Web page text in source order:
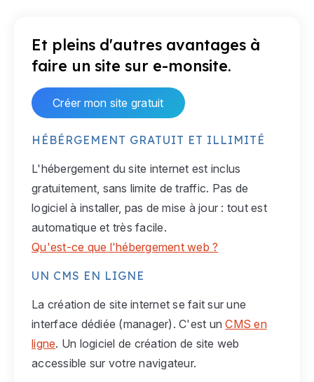
Et pleins d'autres avantages à
faire un site sur e-monsite.
Créer mon site gratuit
HÉBÉRGEMENT GRATUIT ET ILLIMITÉ
L'hébergement du site internet est inclus
gratuitement, sans limite de traffic. Pas de
logiciel à installer, pas de mise à jour : tout est
automatique et très facile.
Qu'est-ce que l'hébergement web ?
UN CMS EN LIGNE
La création de site internet se fait sur une
interface dédiée (manager). C'est unCMS en
ligne. Un logiciel de création de site web
accessible sur votre navigateur.